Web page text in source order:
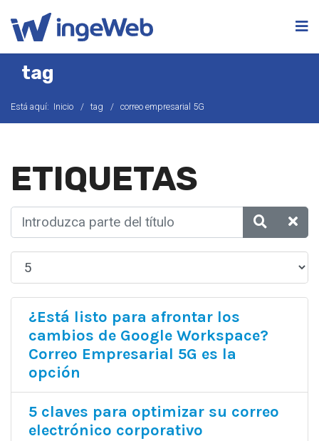
tag
Está aquí: Inicio tag correo empresarial 5G
ETIQUETAS
¿Está listo para afrontar los
cambios de Google Workspace?
Correo Empresarial 5G es la
opción
5 claves para optimizar su correo
electrónico corporativo